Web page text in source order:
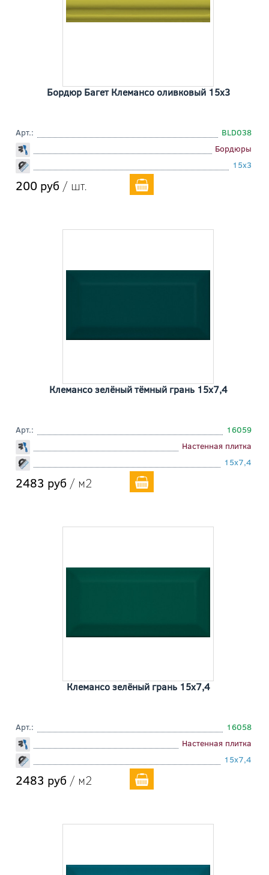
Бордюр Багет Клемансо оливковый 15x3
Арт.:
BLD038
Бордюры
15x3
200 руб / шт.
Клемансо зелёный тёмный грань 15x7,4
Арт.:
16059
Настенная плитка
15x7,4
2483 руб / м2
Клемансо зелёный грань 15x7,4
Арт.:
16058
Настенная плитка
15x7,4
2483 руб / м2